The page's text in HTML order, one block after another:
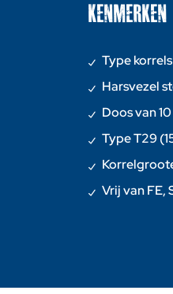
KENMERKEN
Type
Harsvezel
Doos van
Type T29
Vrij van FE,